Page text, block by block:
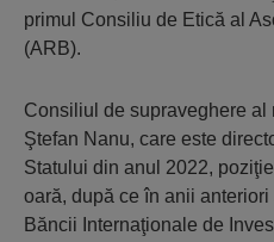
primul Consiliu de Etică al
(ARB).
Consiliul de supraveghere
Ştefan Nanu, care este
Statului din anul 2022,
oară, după ce în anii anteriori
Băncii Internaţionale de